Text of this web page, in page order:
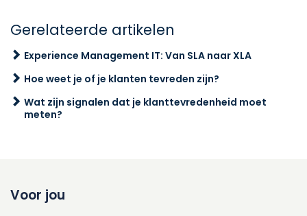
Gerelateerde artikelen
Experience Management IT: Van SLA naar XLA
Hoe weet je of je klanten tevreden zijn?
Wat zijn signalen dat je klanttevredenheid moet
meten?
Voor jou